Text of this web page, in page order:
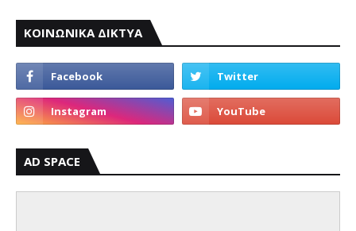
ΚΟΙΝΩΝΙΚΑ ΔΙΚΤΥΑ
AD SPACE